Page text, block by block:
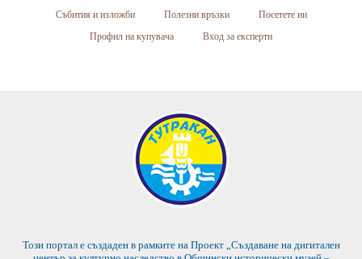
Събития и изложби
Полезни връзки
Посетете ни
Профил на купувача
Вход за експерти
Този портал е създаден в рамките на Проект „Създаване на дигитален